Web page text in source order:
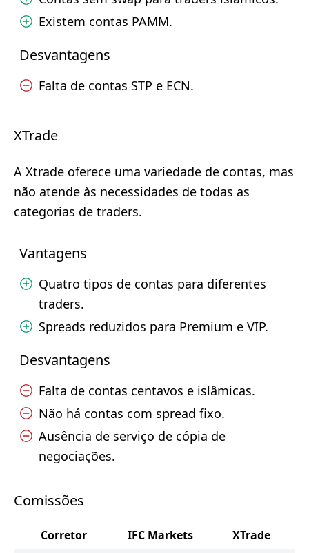
Existem contas PAMM.
Desvantagens
Falta de contas STP e ECN.
XTrade
A Xtrade oferece uma variedade de contas, mas
não atende às necessidades de todas as
categorias de traders.
Vantagens
Quatro tipos de contas para diferentes
traders.
Spreads reduzidos para Premium e VIP.
Desvantagens
Falta de contas centavos e islâmicas.
Não há contas com spread fixo.
Ausência de serviço de cópia de
negociações.
Comissões
Corretor IFC Markets
XTrade